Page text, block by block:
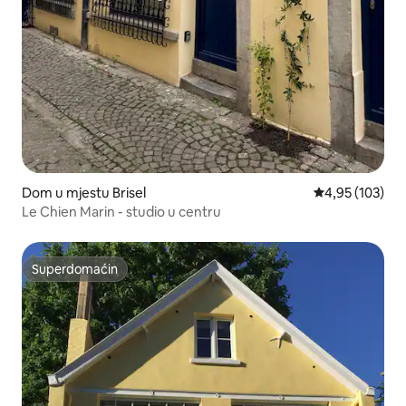
Dom u mjestu Brisel Prosječna
4,95 (103)
Le Chien Marin - studio u centru
Superdomaćin
Superdomaćin